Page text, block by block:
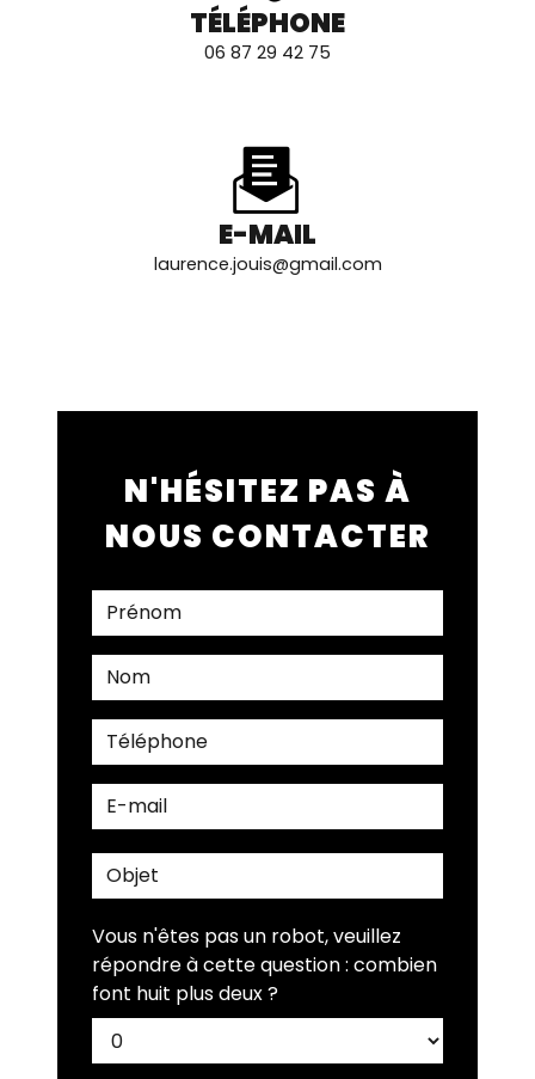
TÉLÉPHONE
06 87 29 42 75
E-MAIL
laurence.jouis@gmail.com
N'HÉSITEZ PAS À
NOUS CONTACTER
Vous n'êtes pas un robot, veuillez
répondre à cette question : combien
font huit plus deux ?